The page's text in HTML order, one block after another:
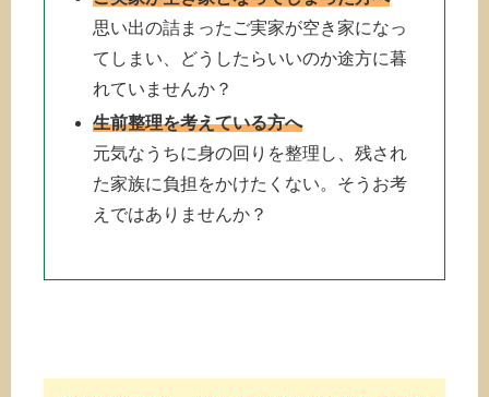
思い出の詰まったご実家が空き家になっ
てしまい、どうしたらいいのか途方に暮
れていませんか？
生前整理を考えている方へ
元気なうちに身の回りを整理し、残され
た家族に負担をかけたくない。そうお考
えではありませんか？